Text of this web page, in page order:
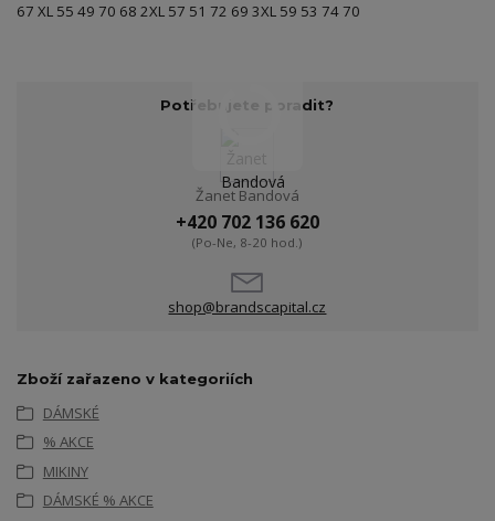
67 XL 55 49 70 68 2XL 57 51 72 69 3XL 59 53 74 70
Potřebujete poradit?
Žanet Bandová
+420 702 136 620
(Po-Ne, 8-20 hod.)
shop@brandscapital.cz
Zboží zařazeno v kategoriích
DÁMSKÉ
% AKCE
MIKINY
DÁMSKÉ % AKCE